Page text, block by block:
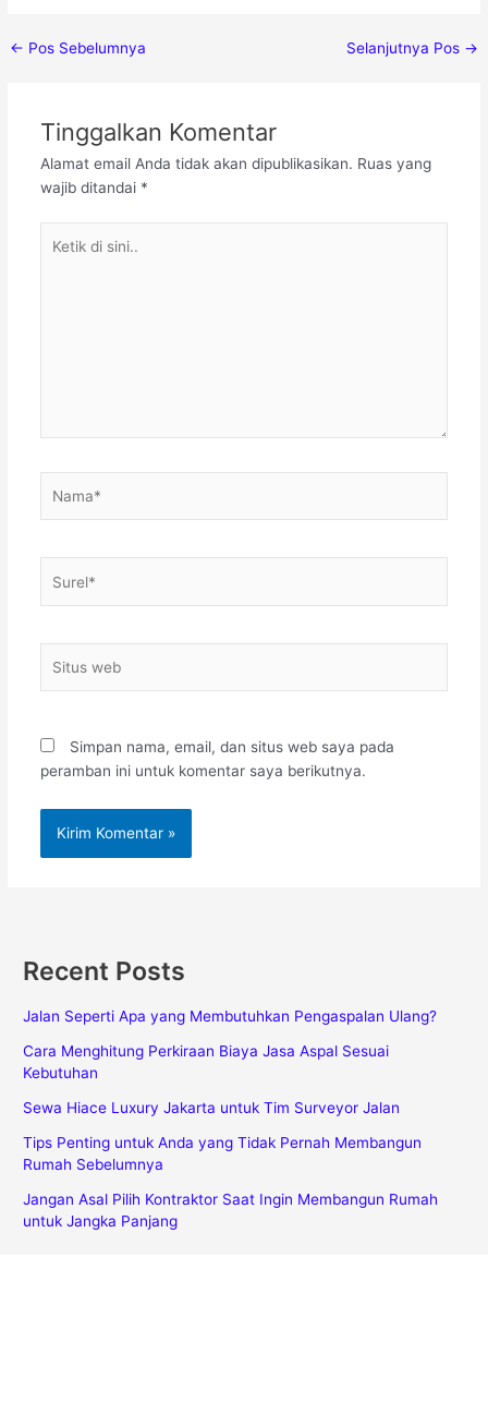
Post
← Pos Sebelumnya Selanjutnya Pos →
Tinggalkan Komentar
Alamat email Anda tidak akan dipublikasikan. Ruas yang
wajib ditandai *
web
Simpan nama, email, dan situs web saya pada
peramban ini untuk komentar saya berikutnya.
Recent Posts
Jalan Seperti Apa yang Membutuhkan Pengaspalan Ulang?
Cara Menghitung Perkiraan Biaya Jasa Aspal Sesuai
Kebutuhan
Sewa Hiace Luxury Jakarta untuk Tim Surveyor Jalan
Tips Penting untuk Anda yang Tidak Pernah Membangun
Rumah Sebelumnya
Jangan Asal Pilih Kontraktor Saat Ingin Membangun Rumah
untuk Jangka Panjang